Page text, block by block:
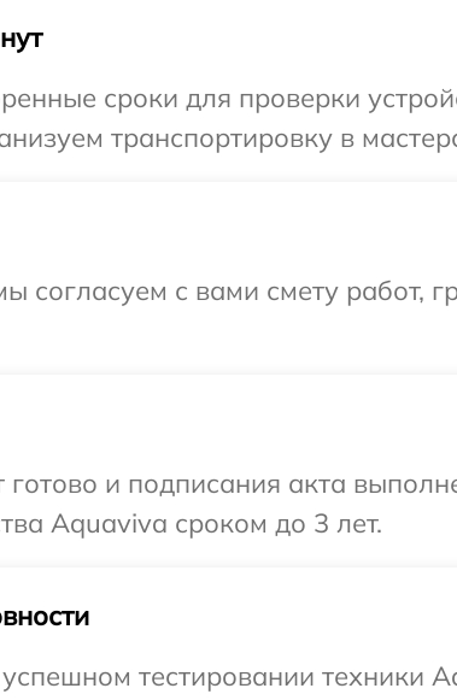
сроки для проверки
транспортировку в
согласуем с вами смету работ,
готово и подписания акта
Aquaviva сроком до 3 лет.
тестировании техники